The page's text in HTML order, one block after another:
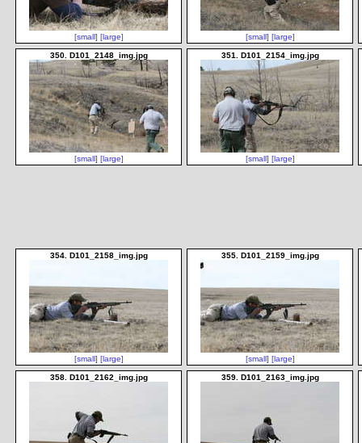
[small] [large] [small] [large]
350. D101_2148_img.jpg
[small] [large]
351. D101_2154_img.jpg
[small] [large]
354. D101_2158_img.jpg
[small] [large]
355. D101_2159_img.jpg
[small] [large]
358. D101_2162_img.jpg 359. D101_2163_img.jpg